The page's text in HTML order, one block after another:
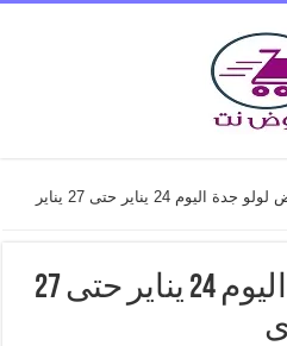
عروض لولو جدة اليوم 24 يناير حتى 27 يناير
عروض لولو جدة اليوم 24 يناير حتى 27